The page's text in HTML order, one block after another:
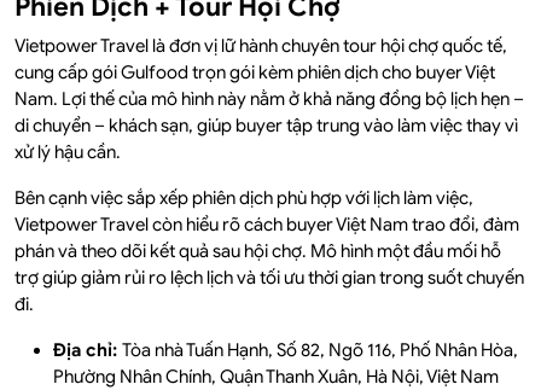
Phiên Dịch + Tour Hội Chợ
Vietpower Travel là đơn vị lữ hành chuyên tour hội chợ quốc tế,
cung cấp gói Gulfood trọn gói kèm phiên dịch cho buyer Việt
Nam. Lợi thế của mô hình này nằm ở khả năng đồng bộ lịch hẹn –
di chuyển – khách sạn, giúp buyer tập trung vào làm việc thay vì
xử lý hậu cần.
Bên cạnh việc sắp xếp phiên dịch phù hợp với lịch làm việc,
Vietpower Travel còn hiểu rõ cách buyer Việt Nam trao đổi, đàm
phán và theo dõi kết quả sau hội chợ. Mô hình một đầu mối hỗ
trợ giúp giảm rủi ro lệch lịch và tối ưu thời gian trong suốt chuyến
đi.
Địa chỉ: Tòa nhà Tuấn Hạnh, Số 82, Ngõ 116, Phố Nhân Hòa,
Phường Nhân Chính, Quận Thanh Xuân, Hà Nội, Việt Nam